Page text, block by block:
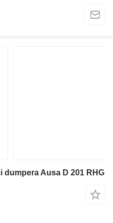
dumpera Ausa D 201 RHG